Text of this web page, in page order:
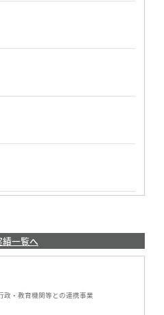
一覧へ
・教育機関等との連携事業